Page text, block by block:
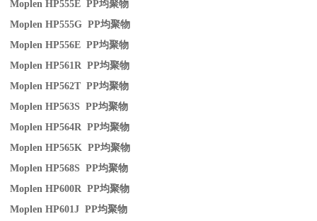
Moplen HP555E PP均聚物
Moplen HP555G PP均聚物
Moplen HP556E PP均聚物
Moplen HP561R PP均聚物
Moplen HP562T PP均聚物
Moplen HP563S PP均聚物
Moplen HP564R PP均聚物
Moplen HP565K PP均聚物
Moplen HP568S PP均聚物
Moplen HP600R PP均聚物
Moplen HP601J PP均聚物